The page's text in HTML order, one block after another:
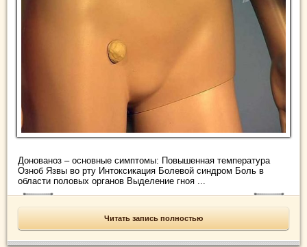
Донованоз – основные симптомы: Повышенная температура
Озноб Язвы во рту Интоксикация Болевой синдром Боль в
области половых органов Выделение гноя ...
Читать запись полностью